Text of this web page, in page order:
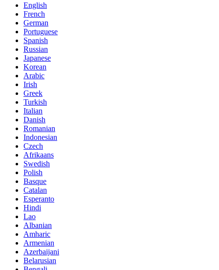
English
French
German
Portuguese
Spanish
Russian
Japanese
Korean
Arabic
Irish
Greek
Turkish
Italian
Danish
Romanian
Indonesian
Czech
Afrikaans
Swedish
Polish
Basque
Catalan
Esperanto
Hindi
Lao
Albanian
Amharic
Armenian
Azerbaijani
Belarusian